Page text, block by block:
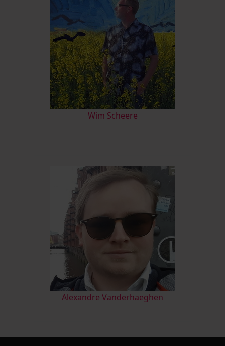
Wim Scheere
Alexandre Vanderhaeghen